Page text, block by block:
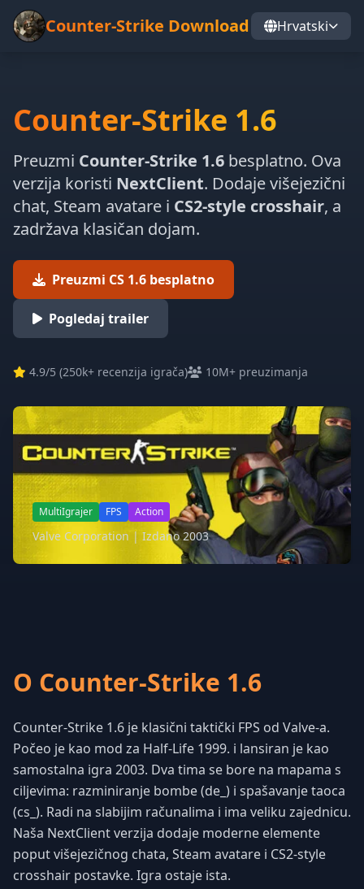
Counter-Strike Download Hrvatski
Counter-Strike 1.6
Preuzmi Counter-Strike 1.6 besplatno. Ova
verzija koristi NextClient. Dodaje višejezični
chat, Steam avatare i CS2-style crosshair, a
zadržava klasičan dojam.
Preuzmi CS 1.6 besplatno
Pogledaj trailer
4.9/5 (250k+ recenzija igrača) 10M+ preuzimanja
MultiIgrajer FPS Action
Valve Corporation | Izdano 2003
O Counter-Strike 1.6
Counter-Strike 1.6 je klasični taktički FPS od Valve-a.
Počeo je kao mod za Half-Life 1999. i lansiran je kao
samostalna igra 2003. Dva tima se bore na mapama s
ciljevima: razminiranje bombe (de_) i spašavanje taoca
(cs_). Radi na slabijim računalima i ima veliku zajednicu.
Naša NextClient verzija dodaje moderne elemente
poput višejezičnog chata, Steam avatare i CS2-style
crosshair postavke. Igra ostaje ista.